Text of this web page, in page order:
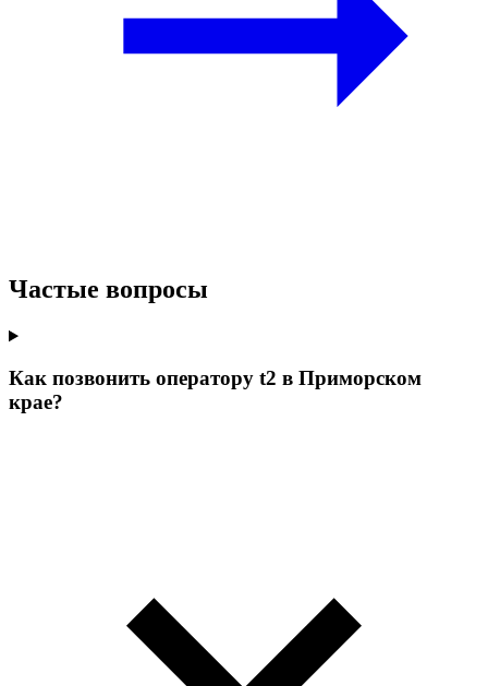
Частые вопросы
Как позвонить оператору t2 в Приморском
крае?